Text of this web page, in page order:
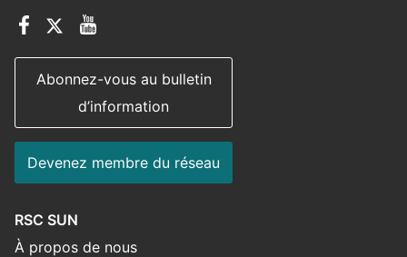
Abonnez-vous au bulletin
d’information
Devenez membre du réseau
RSC SUN
À propos de nous